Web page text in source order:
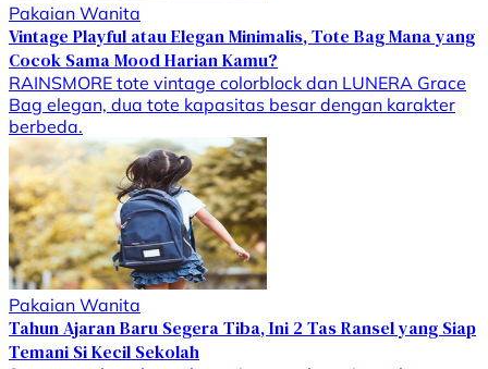
Pakaian Wanita
Vintage Playful atau Elegan Minimalis, Tote Bag Mana yang
Cocok Sama Mood Harian Kamu?
RAINSMORE tote vintage colorblock dan LUNERA Grace
Bag elegan, dua tote kapasitas besar dengan karakter
berbeda.
Pakaian Wanita
Tahun Ajaran Baru Segera Tiba, Ini 2 Tas Ransel yang Siap
Temani Si Kecil Sekolah